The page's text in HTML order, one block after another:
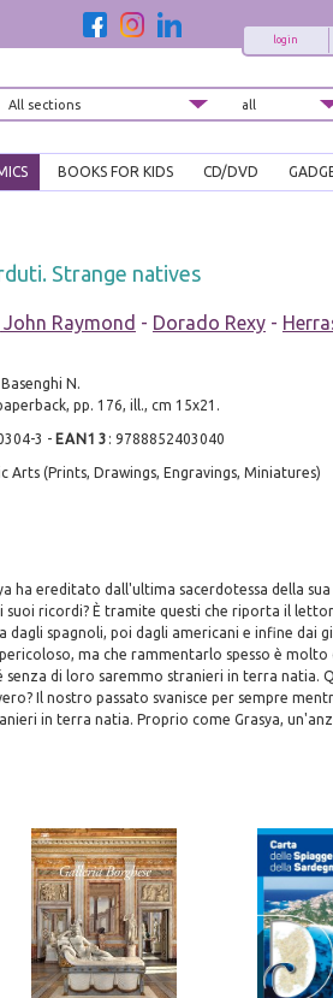
login
BOOKS FOR KIDS CD/DVD
Strange natives
Raymond - Dorado Rexy-
N.
pp. 176, ill., cm 15x21.
3 - EAN13 : 9788852403040
Arts (Prints, Drawings, Engravings, Miniatures)
ha ereditato dall'ultima sacerdotessa della
suoi ricordi? È tramite questi che riporta il
spagnoli, poi dagli americani e infine dai
ma che rammentarlo spesso è
senza di loro saremmo stranieri in terra natia.
Il nostro passato svanisce per sempre
in terra natia. Proprio come Grasya,